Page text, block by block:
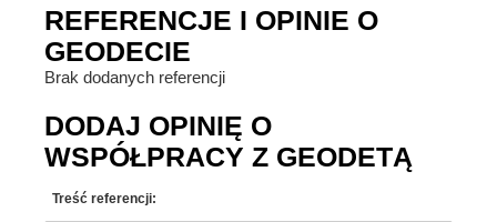
REFERENCJE I OPINIE O
GEODECIE
Brak dodanych referencji
DODAJ OPINIĘ O
WSPÓŁPRACY Z GEODETĄ
Treść referencji: